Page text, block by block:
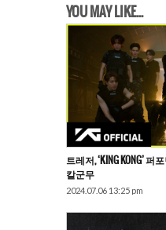
YOU MAY LIKE...
트레저, ‘KING KONG’
칼군무
2024.07.06 13:25 pm